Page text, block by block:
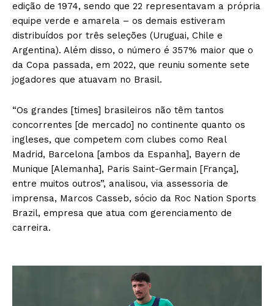
edição de 1974, sendo que 22 representavam a própria
equipe verde e amarela – os demais estiveram
distribuídos por três seleções (Uruguai, Chile e
Argentina). Além disso, o número é 357% maior que o
da Copa passada, em 2022, que reuniu somente sete
jogadores que atuavam no Brasil.
“Os grandes [times] brasileiros não têm tantos
concorrentes [de mercado] no continente quanto os
ingleses, que competem com clubes como Real
Madrid, Barcelona [ambos da Espanha], Bayern de
Munique [Alemanha], Paris Saint-Germain [França],
entre muitos outros”, analisou, via assessoria de
imprensa, Marcos Casseb, sócio da Roc Nation Sports
Brazil, empresa que atua com gerenciamento de
carreira.